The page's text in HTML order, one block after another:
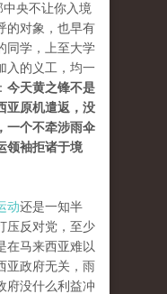
中央不让你入境
的对象，也早有
同学，上至大学
入的义工，均一
今天黄之锋不是
亚原机遣返，没
一个不牵涉雨伞
领袖拒诸于境
动还是一知半
压反对党，至少
在马来西亚难以
亚政府无关，雨
府没什么利益冲